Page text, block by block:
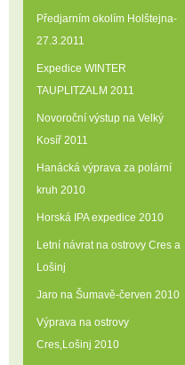
Předjarním okolím Holštejna-
27.3.2011
Expedice WINTER
TAUPLITZALM 2011
Novoroční výstup na Velký
Kosíř 2011
Hanácká výprava za polární
kruh 2010
Horská IPA expedice 2010
Letní návrat na ostrovy Cres a
Lošinj
Jaro na Šumavě-červen 2010
Výprava na ostrovy
Cres‚Lošinj 2010